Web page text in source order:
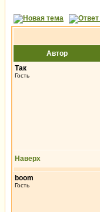
Автор
Так
Гость
Наверх
boom
Гость